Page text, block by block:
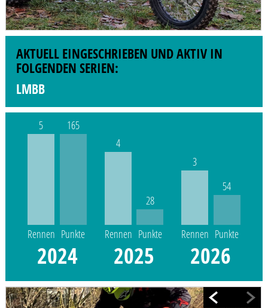
AKTUELL EINGESCHRIEBEN UND AKTIV IN
FOLGENDEN SERIEN:
LMBB
5
Rennen
165
Punkte
2024
4
Rennen
28
Punkte
2025
3
Rennen
54
Punkte
2026